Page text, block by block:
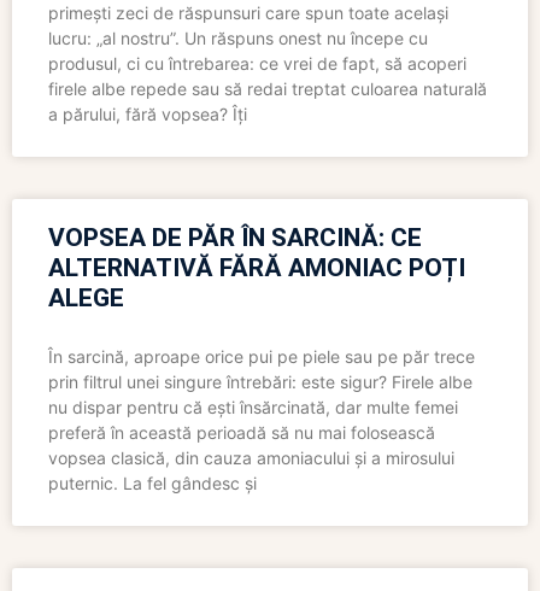
primești zeci de răspunsuri care spun toate același
lucru: „al nostru”. Un răspuns onest nu începe cu
produsul, ci cu întrebarea: ce vrei de fapt, să acoperi
firele albe repede sau să redai treptat culoarea naturală
a părului, fără vopsea? Îți
VOPSEA DE PĂR ÎN SARCINĂ: CE
ALTERNATIVĂ FĂRĂ AMONIAC POȚI
ALEGE
În sarcină, aproape orice pui pe piele sau pe păr trece
prin filtrul unei singure întrebări: este sigur? Firele albe
nu dispar pentru că ești însărcinată, dar multe femei
preferă în această perioadă să nu mai folosească
vopsea clasică, din cauza amoniacului și a mirosului
puternic. La fel gândesc și